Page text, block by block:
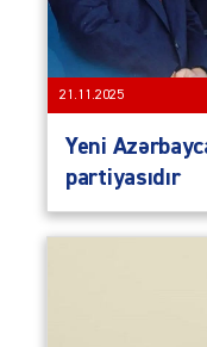
21.11.2025
Yeni
partiyasıdır